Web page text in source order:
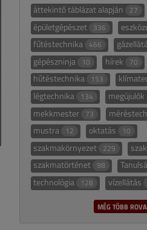
áttekintő táblázat alapján 27
épületgépészet 336
fűtéstechnika 466
gépészninja 10 hírek 70
hűtéstechnika 153
légtechnika 134 megújulók
mekkmester 73
mustra 12 oktatás 10
szakmakörnyezet 229
szakmatörténet 98
technológia 128 vízellátás
MÉG TÖBB